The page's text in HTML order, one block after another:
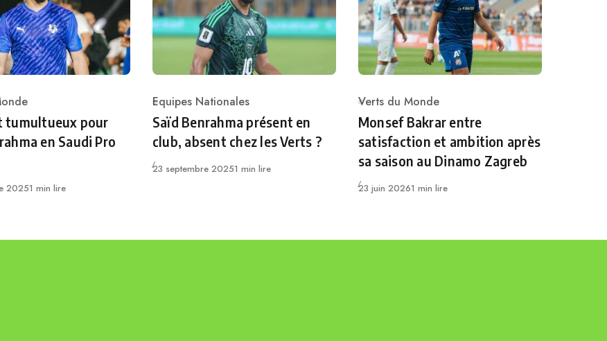
tumultueux pour
en Saudi Pro
20251 min lire
Category
Equipes Nationales
Saïd Benrahma présent en
club, absent chez les Verts ?
Publié
23 septembre 20251 min lire
Category
Verts du Monde
Monsef Bakrar entre
satisfaction et ambition après
sa saison au Dinamo Zagreb
Publié
23 juin 20261 min lire